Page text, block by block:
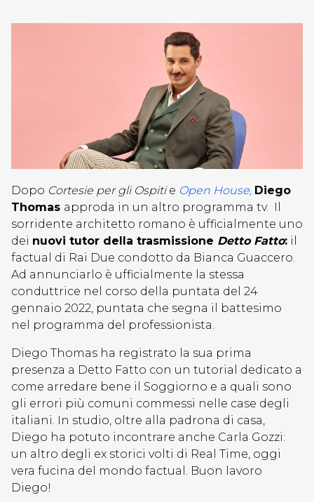
Dopo Cortesie per gli Ospitie Open House, Diego
Thomas approda in un altro programma tv. Il
sorridente architetto romano è ufficialmente uno
dei nuovi tutor della trasmissione Detto Fatto: il
factual di Rai Due condotto da Bianca Guaccero.
Ad annunciarlo è ufficialmente la stessa
conduttrice nel corso della puntata del 24
gennaio 2022, puntata che segna il battesimo
nel programma del professionista.
Diego Thomas ha registrato la sua prima
presenza a Detto Fatto con un tutorial dedicato a
come arredare bene il Soggiorno e a quali sono
gli errori più comuni commessi nelle case degli
italiani. In studio, oltre alla padrona di casa,
Diego ha potuto incontrare anche Carla Gozzi:
un altro degli ex storici volti di Real Time, oggi
vera fucina del mondo factual. Buon lavoro
Diego!